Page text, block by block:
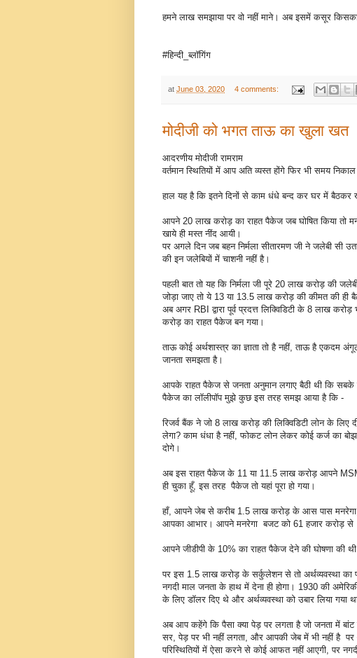
हमने लाख समझाया पर वो नहीं माने। अब इसमें कसूर
#हिन्दी_ब्लॉगिंग
at June 03, 2020 4 comments:
मोदीजी को भगत ताऊ का खुला खत
आदरणीय मोदीजी रामराम
वर्तमान स्थितियों में आप अति व्यस्त होंगे फिर भी समय
हाल यह है कि इतने दिनों से काम धंधे बन्द कर घर में बैठकर
आपने 20 लाख करोड़ का राहत पैकेज जब घोषित किया तो
खाये ही मस्त नींद आयी।
पर अगले दिन जब बहन निर्मला सीतारमण जी ने जलेबी सी
की इन जलेबियों में चाशनी नहीं है।
पहली बात तो यह कि निर्मला जी पूरे 20 लाख करोड़ की
जोड़ा जाए तो ये 13 या 13.5 लाख करोड़ की कीमत की ही
अब अगर RBI द्वारा पूर्व प्रदत्त लिक्विडिटी के 8 लाख
करोड़ का राहत पैकेज बन गया।
ताऊ कोई अर्थशास्त्र का ज्ञाता तो है नहीं, ताऊ है एकदम
जानता समझता है।
आपके राहत पैकेज से जनता अनुमान लगाए बैठी थी कि
पैकेज का लॉलीपॉप मुझे कुछ इस तरह समझ आया है कि -
रिजर्व बैंक ने जो 8 लाख करोड़ की लिक्विडिटी लोन के लिए
लेगा? काम धंधा है नहीं, फोकट लोन लेकर कोई कर्ज का बोझ
दोगे।
अब इस राहत पैकेज के 11 या 11.5 लाख करोड़ आपने
ही चुका हूँ, इस तरह पैकेज तो यहां पूरा हो गया।
हाँ, आपने जेब से करीब 1.5 लाख करोड़ के आस पास
आपका आभार। आपने मनरेगा बजट को 61 हजार करोड़ से
आपने जीडीपी के 10% का राहत पैकेज देने की घोषणा की
पर इस 1.5 लाख करोड़ के सर्कुलेशन से तो अर्थव्यवस्था का
नगदी माल जनता के हाथ में देना ही होगा। 1930 की
के लिए डॉलर दिए थे और अर्थव्यवस्था को उबार लिया गया
अब आप कहेंगे कि पैसा क्या पेड़ पर लगता है जो जनता में
सर, पेड़ पर भी नहीं लगता, और आपकी जेब में भी नहीं है
परिस्थितियों में ऐसा करने से कोई आफत नहीं आएगी, पर